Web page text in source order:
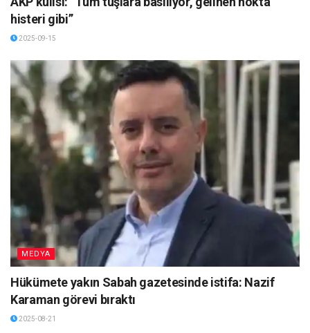
histeri gibi”
2025-09-15
MEDYA
Hükümete yakın Sabah gazetesinde istifa: Nazif
Karaman görevi bıraktı
2025-08-21